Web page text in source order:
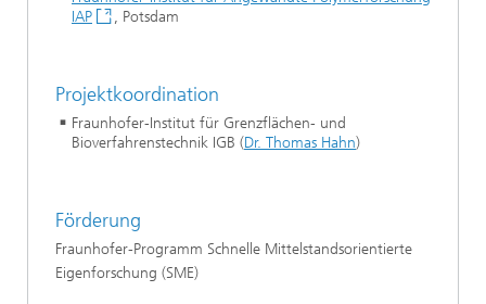
IAP
, Potsdam
Projektkoordination
Fraunhofer-Institut für Grenzflächen- und
Bioverfahrenstechnik IGB (Dr. Thomas Hahn)
Förderung
Fraunhofer-Programm Schnelle Mittelstandsorientierte
Eigenforschung (SME)